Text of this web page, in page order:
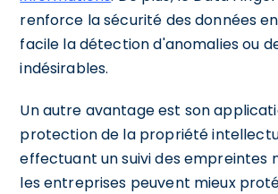
renforce la sécurité des données
facile la détection d'anomalies ou
indésirables.
Un autre avantage est son
protection de la propriété
effectuant un suivi des empreintes
les entreprises peuvent mieux